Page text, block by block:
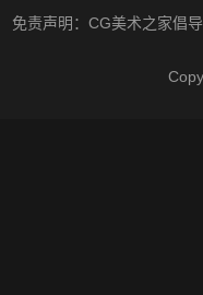
免责声明： CG美术之家倡